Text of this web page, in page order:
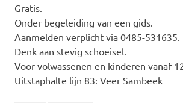
Gratis.
Onder begeleiding van een gids.
Aanmelden verplicht via 0485-531635.
Denk aan stevig schoeisel.
Voor volwassenen en kinderen vanaf
Uitstaphalte lijn 83: Veer Sambeek